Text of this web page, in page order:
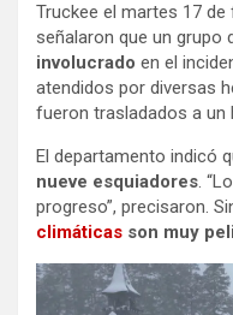
Truckee el martes 17
señalaron que un grupo
involucrado en el
atendidos por diversas
fueron trasladados a un
El departamento indicó
nueve esquiadores.
progreso”, precisaron.
climáticas son muy